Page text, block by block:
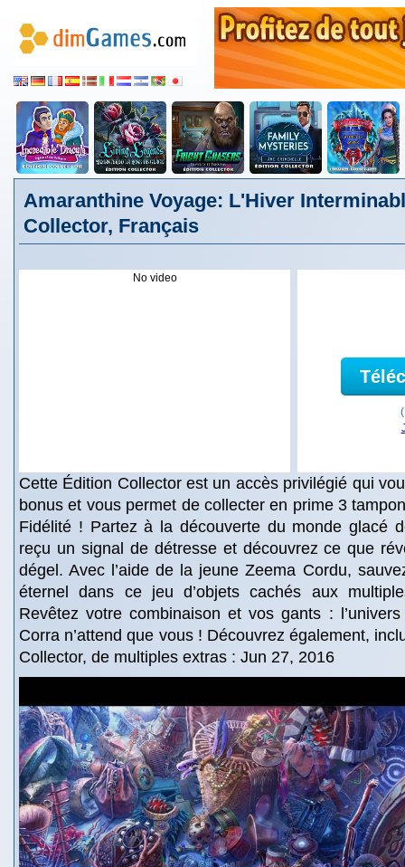
Amaranthine Voyage: L'Hiver
Collector, Français
No video
Cette Édition Collector est un accès privilégié qui
bonus et vous permet de collecter en prime 3
Fidélité ! Partez à la découverte du monde glacé
reçu un signal de détresse et découvrez ce que
dégel. Avec l’aide de la jeune Zeema Cordu,
éternel dans ce jeu d’objets cachés aux
Revêtez votre combinaison et vos gants :
Corra n’attend que vous ! Découvrez également,
Collector, de multiples extras : Jun 27, 2016